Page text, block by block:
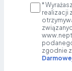
*
realizacji
zgodnie z